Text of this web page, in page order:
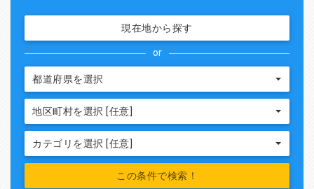
現在地から探す
or
都道府県を選択
地区町村を選択 [任意]
カテゴリを選択 [任意]